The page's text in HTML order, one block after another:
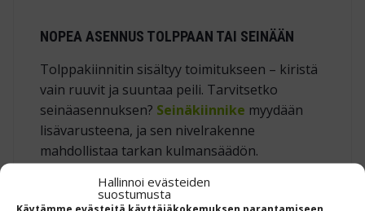
Hallinnoi evästeiden
suostumusta
Käytämme evästeitä käyttäjäkokemuksen parantamiseen.
NOPEA ASENNUS TOLPPAAN TAI SEINÄÄN
Tolppakiinnitin sisältyy toimitukseen – kiristä
vain ruuvit ja suuntaa peili. Tarvitsetko
seinäasennuksen? Seinäkiinnike myydään
lisävarusteena, ja sen nivelrakenne
mahdollistaa tarkan kulmansäädön.
KOLME KOKOVAIHTOEHTOA